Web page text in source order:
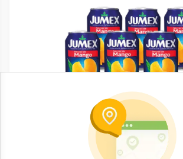
Bebidas no alcohólicas